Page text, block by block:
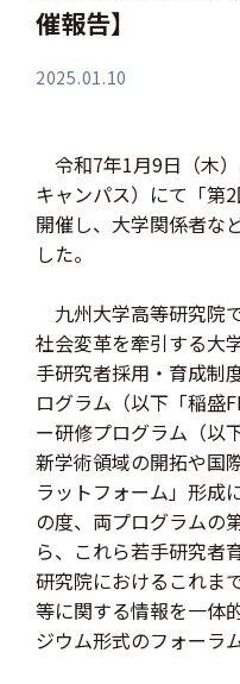
催報告】
2025.01.10
令和7年1月9日（木
キャンパス）にて「第
開催し、大学関係者な
した。
九州大学高等研究院
社会変革を牽引する大
手研究者採用・育成制
ログラム（以下「稲盛
ー研修プログラム（以
新学術領域の開拓や国
ラットフォーム」形成
の度、両プログラムの
ら、これら若手研究者
研究院におけるこれま
等に関する情報を一体
ジウム形式のフォーラ